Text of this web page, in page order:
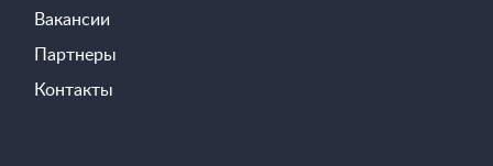
Вакансии
Партнеры
Контакты